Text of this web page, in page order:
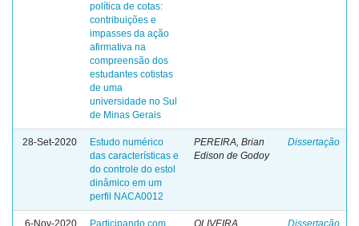
política de cotas:
contribuições e
impasses da ação
afirmativa na
compreensão dos
estudantes cotistas
de uma
universidade no Sul
de Minas Gerais
28-Set-2020
Estudo numérico
das características e
do controle do estol
dinâmico em um
perfil NACA0012
PEREIRA, Brian
Edison de Godoy
Dissertação
6-Nov-2020
Participando com
OLIVEIRA,
Dissertação